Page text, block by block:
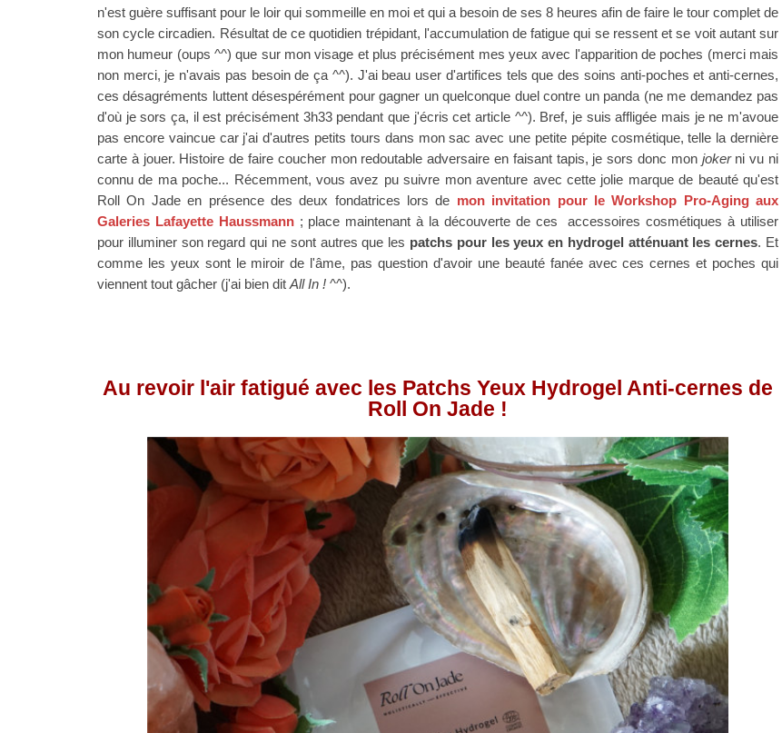
n'est guère suffisant pour le loir qui sommeille en moi et qui a besoin de ses 8 heures afin de faire le tour complet de
son cycle circadien. Résultat de ce quotidien trépidant, l'accumulation de fatigue qui se ressent et se voit autant sur
mon humeur (oups ^^) que sur mon visage et plus précisément mes yeux avec l'apparition de poches (merci mais
non merci, je n'avais pas besoin de ça ^^). J'ai beau user d'artifices tels que des soins anti-poches et anti-cernes,
ces désagréments luttent désespérément pour gagner un quelconque duel contre un panda (ne me demandez pas
d'où je sors ça, il est précisément 3h33 pendant que j'écris cet article ^^). Bref, je suis affligée mais je ne m'avoue
pas encore vaincue car j'ai d'autres petits tours dans mon sac avec une petite pépite cosmétique, telle la dernière
carte à jouer. Histoire de faire coucher mon redoutable adversaire en faisant tapis, je sors donc mon jokerni vu ni
connu de ma poche... Récemment, vous avez pu suivre mon aventure avec cette jolie marque de beauté qu'est
Roll On Jade en présence des deux fondatrices lors de mon invitation pour le Workshop Pro-Aging aux
Galeries Lafayette Haussmann; place maintenant à la découverte de ces
accessoires cosmétiques à utiliser
pour illuminer son regardqui ne sont autres que les patchs pour les yeux en hydrogel atténuant les cernes. Et
comme les yeux sont le miroir de l'âme, pas question d'avoir une beauté fanée avec ces cernes et poches qui
viennent tout gâcher (j'ai bien dit All In ! ^^).
Au revoir l'air fatigué avec les Patchs Yeux Hydrogel Anti-cernes de
Roll On Jade !